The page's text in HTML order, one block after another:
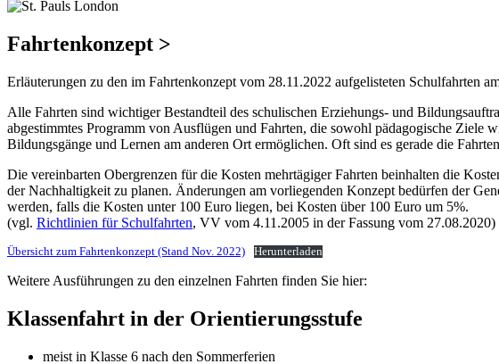
Fahrtenkonzept >
Erläuterungen zu den im Fahrtenkonzept vom 28.11.2022 aufgelisteten Schulfahrten
Alle Fahrten sind wichtiger Bestandteil des schulischen Erziehungs- und
abgestimmtes Programm von Ausflügen und Fahrten, die sowohl pädagogische
Bildungsgänge und Lernen am anderen Ort ermöglichen. Oft sind es gerade die
Die vereinbarten Obergrenzen für die Kosten mehrtägiger Fahrten beinhalten die
der Nachhaltigkeit zu planen. Änderungen am vorliegenden Konzept bedürfen der
werden, falls die Kosten unter 100 Euro liegen, bei Kosten über 100 Euro um 5%.
(vgl. Richtlinien für Schulfahrten, VV vom 4.11.2005 in der Fassung vom 27.08.2020)
Übersicht zum Fahrtenkonzept (Stand Nov. 2022) Herunterladen
Weitere Ausführungen zu den einzelnen Fahrten finden Sie hier:
Klassenfahrt in der Orientierungsstufe
meist in Klasse 6 nach den Sommerferien